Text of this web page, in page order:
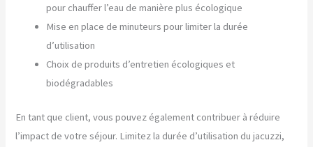
pour chauffer l’eau de manière plus écologique
Mise en place de minuteurs pour limiter la durée
d’utilisation
Choix de produits d’entretien écologiques et
biodégradables
En tant que client, vous pouvez également contribuer à réduire
l’impact de votre séjour. Limitez la durée d’utilisation du jacuzzi,